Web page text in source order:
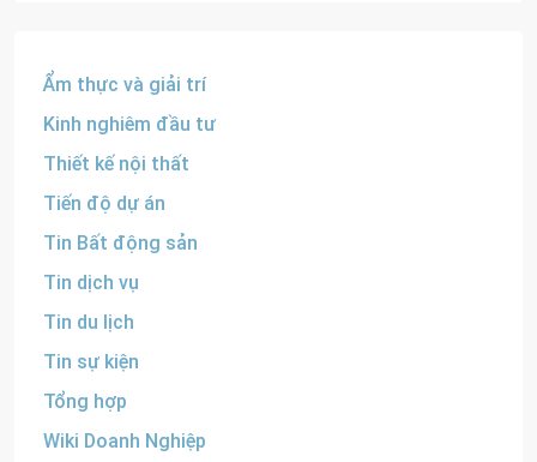
Ẩm thực và giải trí
Kinh nghiêm đầu tư
Thiết kế nội thất
Tiến độ dự án
Tin Bất động sản
Tin dịch vụ
Tin du lịch
Tin sự kiện
Tổng hợp
Wiki Doanh Nghiệp